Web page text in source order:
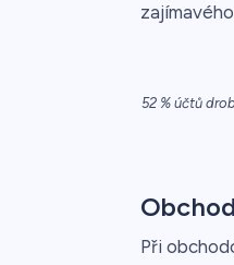
52 % účtů
Při